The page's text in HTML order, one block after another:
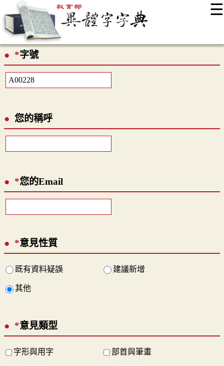
☰
最新消息
*字號
您的稱呼
*您的Email
*意見性質
既有資料疑誤 建議新增
其他
*意見類型
字形與用字 部首與筆畫